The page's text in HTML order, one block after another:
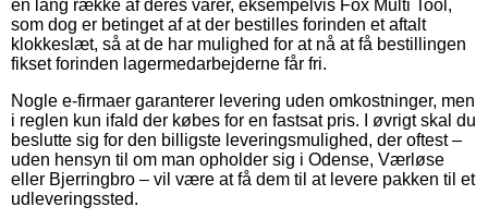
en lang række af deres varer, eksempelvis Fox Multi Tool,
som dog er betinget af at der bestilles forinden et aftalt
klokkeslæt, så at de har mulighed for at nå at få bestillingen
fikset forinden lagermedarbejderne får fri.
Nogle e-firmaer garanterer levering uden omkostninger, men
i reglen kun ifald der købes for en fastsat pris. I øvrigt skal du
beslutte sig for den billigste leveringsmulighed, der oftest –
uden hensyn til om man opholder sig i Odense, Værløse
eller Bjerringbro – vil være at få dem til at levere pakken til et
udleveringssted.